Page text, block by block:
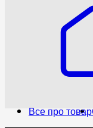
Все про товар